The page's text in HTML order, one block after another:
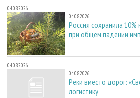
04.08.2026
04.08.2026
Россия сохранила
при общем падении
04.08.2026
04.08.2026
Реки вместо дорог:
логистику